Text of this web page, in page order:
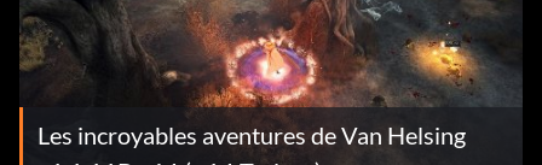
Les incroyables aventures de Van Helsing